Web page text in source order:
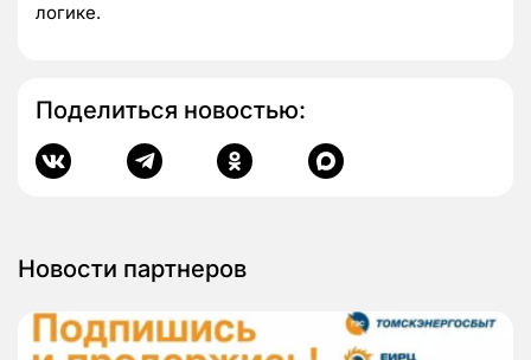
логике.
Поделиться новостью:
Новости партнеров